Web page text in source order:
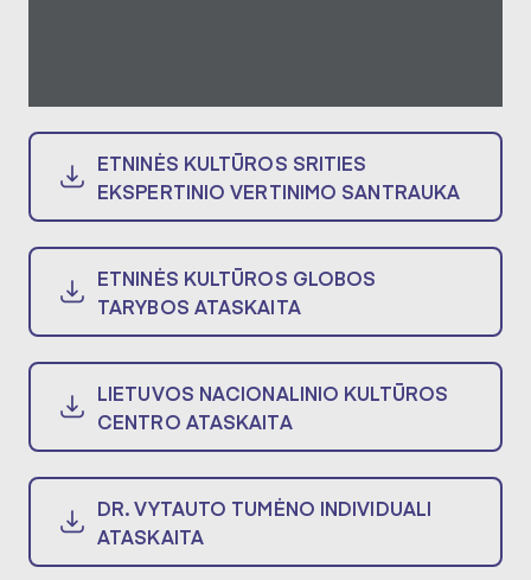
ETNINĖS KULTŪROS SRITIES
EKSPERTINIO VERTINIMO SANTRAUKA
ETNINĖS KULTŪROS GLOBOS
TARYBOS ATASKAITA
LIETUVOS NACIONALINIO KULTŪROS
CENTRO ATASKAITA
DR. VYTAUTO TUMĖNO INDIVIDUALI
ATASKAITA